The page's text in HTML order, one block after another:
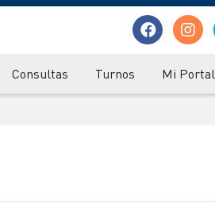
Consultas Turnos Mi Portal